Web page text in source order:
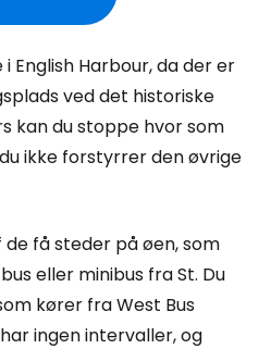
English Harbour, da der er
ved det historiske
kan du stoppe hvor som
ikke forstyrrer den øvrige
få steder på øen, som
eller minibus fra St. Du
kører fra West Bus
ingen intervaller, og